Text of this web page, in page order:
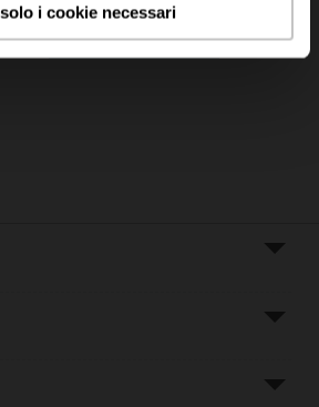
i cookie necessari
carrello